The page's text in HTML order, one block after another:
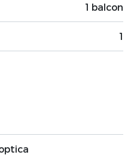
1 balcon
1